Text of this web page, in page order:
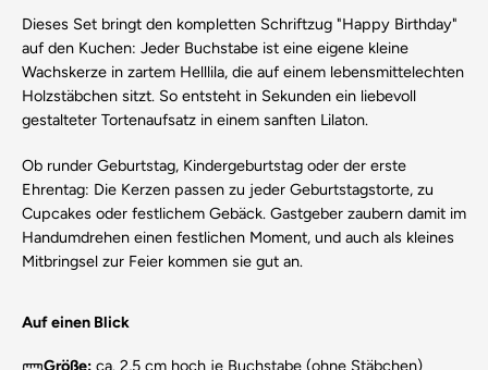
Dieses Set bringt den kompletten Schriftzug "Happy Birthday"
auf den Kuchen: Jeder Buchstabe ist eine eigene kleine
Wachskerze in zartem Helllila, die auf einem lebensmittelechten
Holzstäbchen sitzt. So entsteht in Sekunden ein liebevoll
gestalteter Tortenaufsatz in einem sanften Lilaton.
Ob runder Geburtstag, Kindergeburtstag oder der erste
Ehrentag: Die Kerzen passen zu jeder Geburtstagstorte, zu
Cupcakes oder festlichem Gebäck. Gastgeber zaubern damit im
Handumdrehen einen festlichen Moment, und auch als kleines
Mitbringsel zur Feier kommen sie gut an.
Auf einen Blick
Größe: ca. 2,5 cm hoch je Buchstabe (ohne Stäbchen)